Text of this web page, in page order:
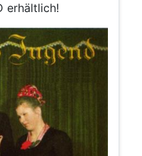
erhältlich!